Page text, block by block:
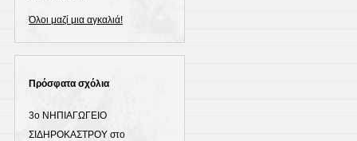
Όλοι μαζί μια αγκαλιά!
Πρόσφατα σχόλια
3ο ΝΗΠΙΑΓΩΓΕΙΟ
ΣΙΔΗΡΟΚΑΣΤΡΟΥ στο